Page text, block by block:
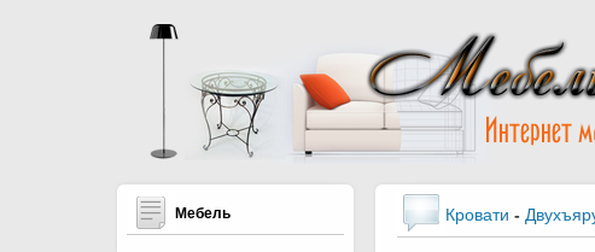
Мебель Кровати -